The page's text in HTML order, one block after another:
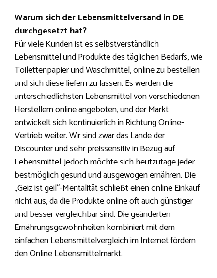
Warum sich der Lebensmittelversand in DE
durchgesetzt hat?
Für viele Kunden ist es selbstverständlich
Lebensmittel und Produkte des täglichen Bedarfs, wie
Toilettenpapier und Waschmittel, online zu bestellen
und sich diese liefern zu lassen. Es werden die
unterschiedlichsten Lebensmittel von verschiedenen
Herstellern online angeboten, und der Markt
entwickelt sich kontinuierlich in Richtung Online-
Vertrieb weiter. Wir sind zwar das Lande der
Discounter und sehr preissensitiv in Bezug auf
Lebensmittel, jedoch möchte sich heutzutage jeder
bestmöglich gesund und ausgewogen ernähren. Die
„Geiz ist geil“-Mentalität schließt einen online Einkauf
nicht aus, da die Produkte online oft auch günstiger
und besser vergleichbar sind. Die geänderten
Ernährungsgewohnheiten kombiniert mit dem
einfachen Lebensmittelvergleich im Internet fördern
den Online Lebensmittelmarkt.